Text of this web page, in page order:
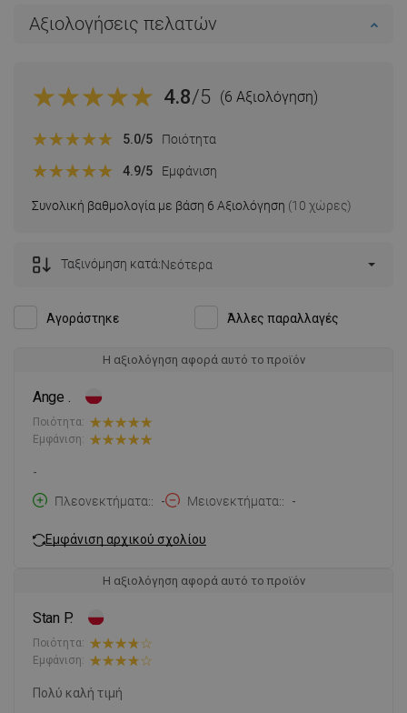
Αξιολογήσεις πελατών
4.8/5 (6 Αξιολόγηση)
Συνολική βαθμολογία με βάση 6 Αξιολόγηση (10 χώρες)
5.0/5 Ποιότητα
4.9/5 Εμφάνιση
Αγοράστηκε Άλλες παραλλαγές
Ταξινόμηση κατά:Νεότερα
Η αξιολόγηση αφορά αυτό το προϊόν
Ange .
Ποιότητα:
Εμφάνιση:
-
Πλεονεκτήματα:
- Μειονεκτήματα: -
Εμφάνιση αρχικού σχολίου
Η αξιολόγηση αφορά αυτό το προϊόν
Stan P.
Ποιότητα:
Εμφάνιση:
Πολύ καλή τιμή